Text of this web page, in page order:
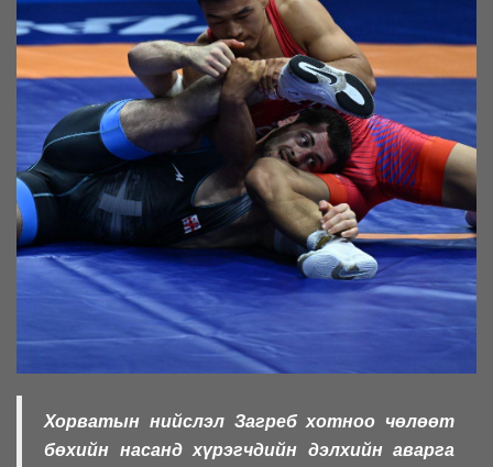
Хорватын нийслэл Загреб хотноо чөлөөт
бөхийн насанд хүрэгчдийн дэлхийн аварга